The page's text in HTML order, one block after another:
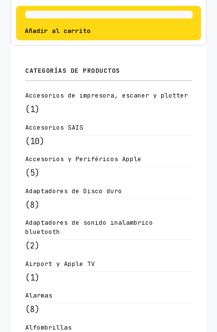
Añadir al carrito
CATEGORÍAS DE PRODUCTOS
Accesorios de impresora, escaner y plotter
(1)
Accesorios SAIS
(10)
Accesorios y Periféricos Apple
(5)
Adaptadores de Disco duro
(8)
Adaptadores de sonido inalambrico
bluetooth
(2)
Airport y Apple TV
(1)
Alarmas
(8)
Alfombrillas